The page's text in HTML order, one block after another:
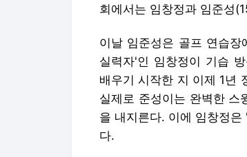
회에서는 임창정과 임준성
이날 임준성은 골프 연습
실력자'인 임창정이 기습
배우기 시작한 지 이제 1년
실제로 준성이는 완벽한
을 내지른다. 이에 임창정
다.